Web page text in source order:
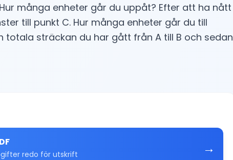
många enheter går du uppåt? Efter att ha nått
till punkt C. Hur många enheter går du till
totala sträckan du har gått från A till B och sedan
redo för utskrift →